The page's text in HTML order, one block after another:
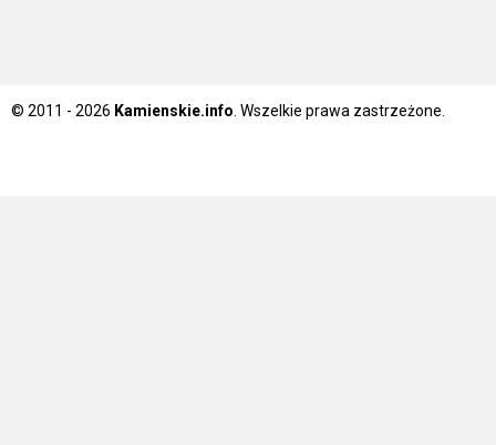
© 2011 - 2026 Kamienskie.info . Wszelkie prawa zastrzeżone.